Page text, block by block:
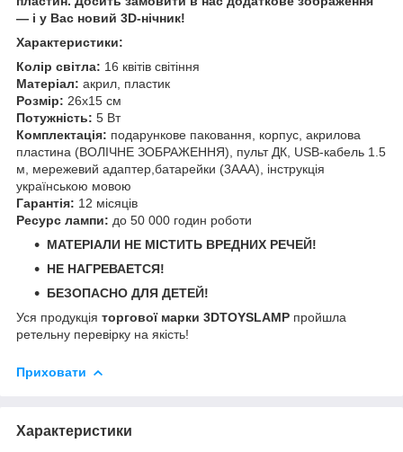
— і у Вас новий 3D-нічник!
Характеристики:
Колір світла: 16 квітів світіння
Матеріал: акрил, пластик
Розмір: 26х15 см
Потужність: 5 Вт
Комплектація: подарункове паковання, корпус, акрилова
пластина (ВОЛІЧНЕ ЗОБРАЖЕННЯ), пульт ДК, USB-кабель 1.5
м, мережевий адаптер,батарейки (3ААА), інструкція
українською мовою
Гарантія: 12 місяців
Ресурс лампи: до 50 000 годин роботи
МАТЕРІАЛИ НЕ МІСТИТЬ ВРЕДНИХ РЕЧЕЙ!
НЕ НАГРЕВАЕТСЯ!
БЕЗОПАСНО ДЛЯ ДЕТЕЙ!
Уся продукція торгової марки 3DTOYSLAMP пройшла
ретельну перевірку на якість!
Приховати
Характеристики